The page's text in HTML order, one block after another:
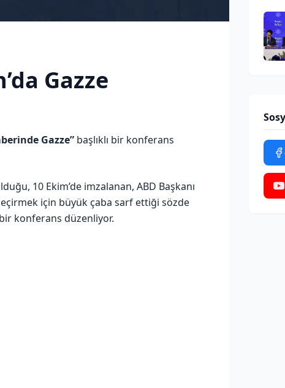
Gazze
Gazze” başlıklı bir konferans
10 Ekim’de imzalanan, ABD Başkanı
için büyük çaba sarf ettiği sözde
konferans düzenliyor.